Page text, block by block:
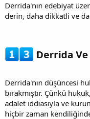
Derrida'nın edebiyat
derin, daha dikkatli ve
Derrida
Derrida'nın düşüncesi
bırakmıştır. Çünkü
adalet iddiasıyla ve
hiçbir zaman